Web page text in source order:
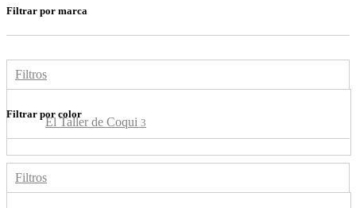
Filtrar por marca
Filtros
El Taller de Coqui 3
Filtrar por color
Filtros